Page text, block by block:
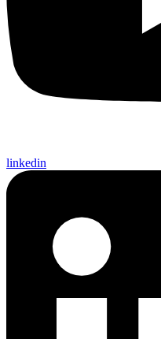
linkedin